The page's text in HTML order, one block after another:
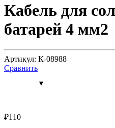
Кабель для
батарей 4 мм2
Артикул: К-08988
Сравнить
₽110